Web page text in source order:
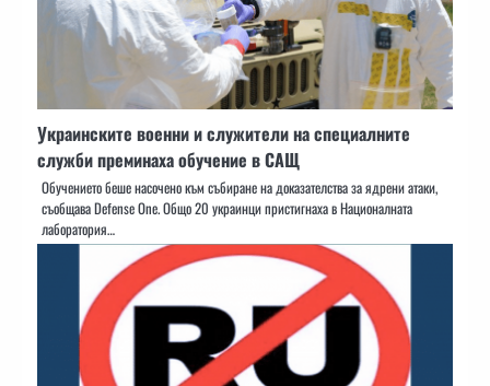
Украинските военни и служители на специалните
служби преминаха обучение в САЩ
Обучението беше насочено към събиране на доказателства за ядрени атаки,
съобщава Defense One. Общо 20 украинци пристигнаха в Националната
лаборатория…